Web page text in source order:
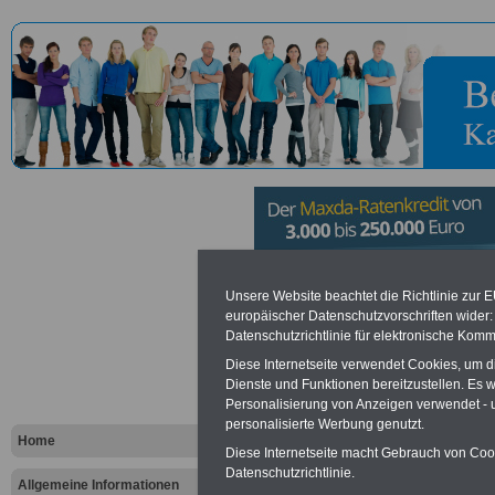
Home
Allgemeine Informationen
Deutsche
Bonn
Unsere Website beachtet die Richtlinie zur
europäischer Datenschutzvorschriften
Datenschutzrichtlinie für elektronische
Diese Internetseite verwendet Cookies, um
Dienste und Funktionen bereitzustellen. Es
Personalisierung von Anzeigen verwendet
personalisierte Werbung genutzt.
Diese Internetseite macht Gebrauch von
Datenschutzrichtlinie.